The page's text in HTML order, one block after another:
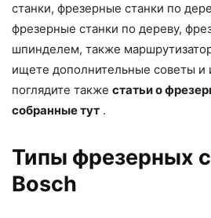
станки, фрезерные станки по
фрезерные станки по дереву,
шпинделем, также
ищете дополнительные советы
поглядите также статьи о
собранные тут .
Типы фрезерных
Bosch